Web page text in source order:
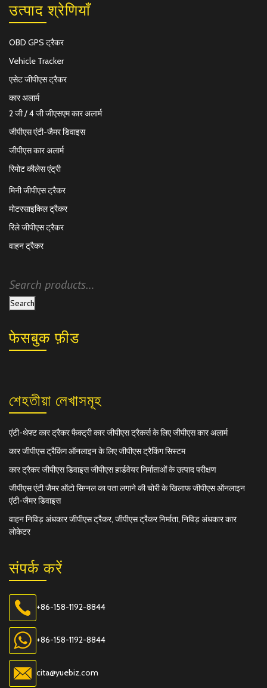
उत्पाद श्रेणियाँ
OBD GPS ट्रैकर
Vehicle Tracker
एसेट जीपीएस ट्रैकर
कार अलार्म
2 जी / 4 जी जीएसएम कार अलार्म
जीपीएस एंटी-जैमर डिवाइस
जीपीएस कार अलार्म
रिमोट कीलेस एंट्री
मिनी जीपीएस ट्रैकर
मोटरसाइकिल ट्रैकर
रिले जीपीएस ट्रैकर
वाहन ट्रैकर
Search
फेसबुक फ़ीड
শেহতীয়া লেখাসমূহ
एंटी-थेफ्ट कार ट्रैकर फैक्ट्री कार जीपीएस ट्रैकर्स के लिए जीपीएस कार अलार्म
कार जीपीएस ट्रैकिंग ऑनलाइन के लिए जीपीएस ट्रैकिंग सिस्टम
कार ट्रैकर जीपीएस डिवाइस जीपीएस हार्डवेयर निर्माताओं के उत्पाद परीक्षण
जीपीएस एंटी जैमर ऑटो सिग्नल का पता लगाने की चोरी के खिलाफ जीपीएस ऑनलाइन
एंटी-जैमर डिवाइस
वाहन निविड़ अंधकार जीपीएस ट्रैकर, जीपीएस ट्रैकर निर्माता, निविड़ अंधकार कार
लोकेटर
संपर्क करें
+86-158-1192-8844
+86-158-1192-8844
cita@yuebiz.com